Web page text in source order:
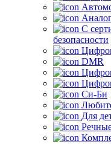
С
безопасности
DMR
Си-Би
Для